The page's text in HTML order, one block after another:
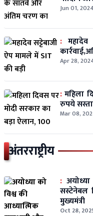
Jun 01,
:
Apr 28,
:महिला
रुपये
Mar 08,
अंतरराष्ट्रीय
:
सस्टेनेबल
मुख्यमंत्री
Oct 28,